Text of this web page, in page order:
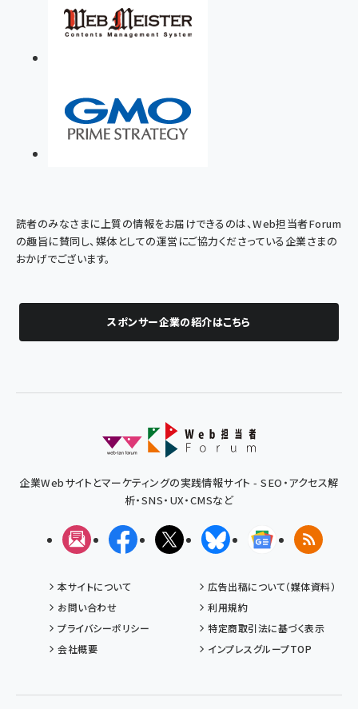
読者のみなさまに上質の情報をお届けできるのは、Web担当者Forum
の趣旨に賛同し、媒体としての運営にご協力くださっている企業さまの
おかげでございます。
スポンサー企業の紹介はこちら
企業Webサイトとマーケティングの実践情報サイト - SEO・アクセス解
析・SNS・UX・CMSなど
メルマガFacebookX(エックス)BlueskyGoogleニュ
RSS
本サイトについて
広告出稿について（媒体資料）
お問い合わせ
利用規約
プライバシーポリシー
特定商取引法に基づく表示
会社概要
インプレスグループTOP